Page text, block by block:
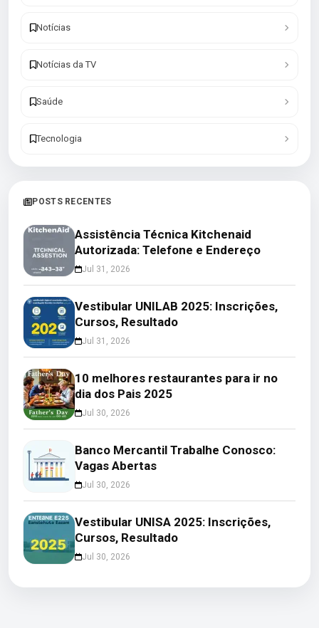
Notícias
Notícias da TV
Saúde
Tecnologia
POSTS RECENTES
Assistência Técnica Kitchenaid
Autorizada: Telefone e Endereço
Jul 31, 2026
Vestibular UNILAB 2025: Inscrições,
Cursos, Resultado
Jul 31, 2026
10 melhores restaurantes para ir no
dia dos Pais 2025
Jul 30, 2026
Banco Mercantil Trabalhe Conosco:
Vagas Abertas
Jul 30, 2026
Vestibular UNISA 2025: Inscrições,
Cursos, Resultado
Jul 30, 2026